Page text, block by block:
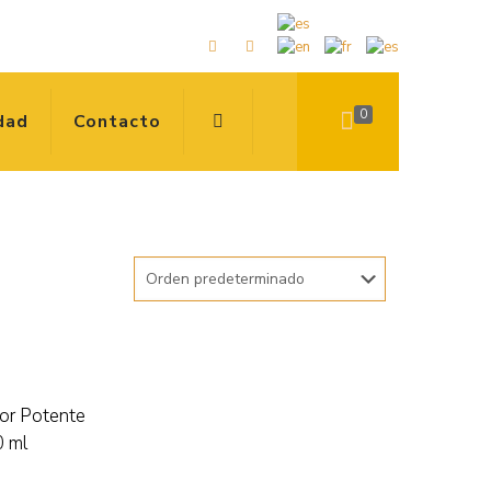
Contacto 0
Potente
ml